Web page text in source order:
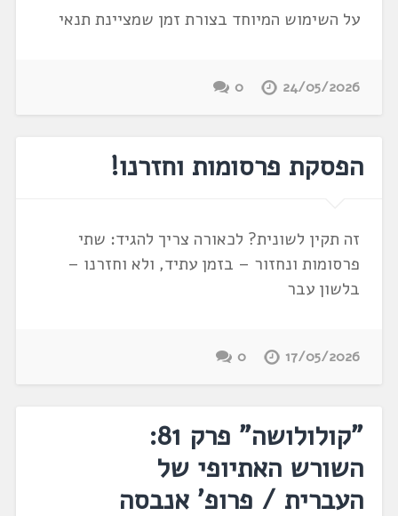
על השימוש המיוחד בצורת זמן שמציינת תנאי
24/05/2026
0
הפסקת פרסומות וחזרנו!
זה תקין לשונית? לכאורה צריך להגיד: שתי
פרסומות ונחזור – בזמן עתיד, ולא וחזרנו –
בלשון עבר
17/05/2026
0
"קולולושה" פרק 81:
השורש האתיופי של
העברית / פרופ' אנבסה